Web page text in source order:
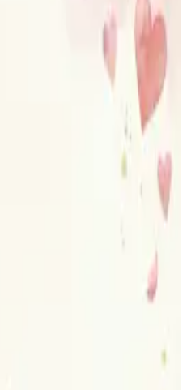
tarjeta regalo.
y las ganas de leer.
o amigos en la misma